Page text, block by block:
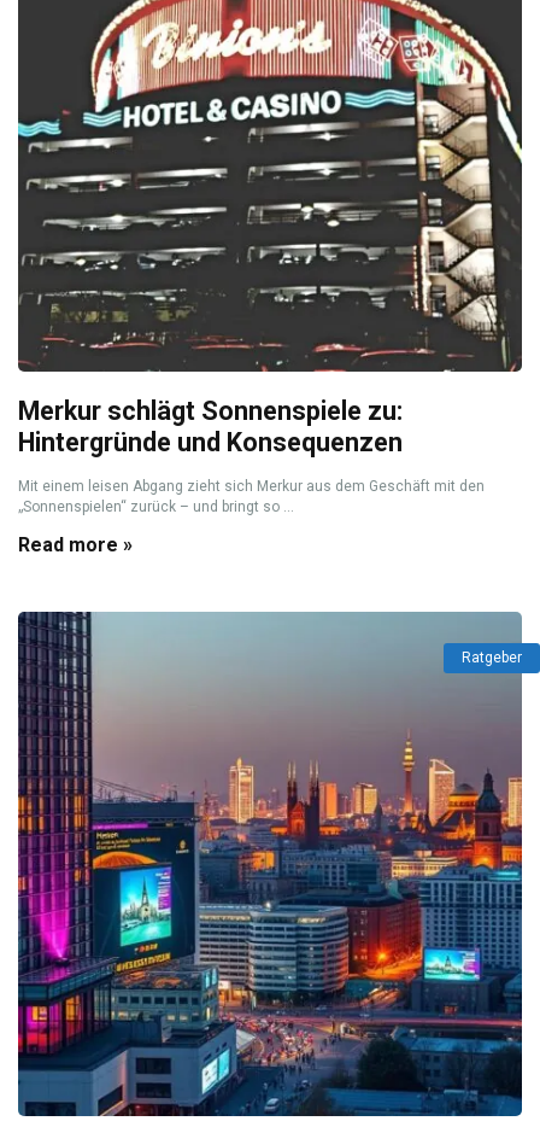
Merkur schlägt Sonnenspiele zu:
Hintergründe und Konsequenzen
Mit einem leisen Abgang zieht sich Merkur aus dem Geschäft mit den
„Sonnenspielen“ zurück – und bringt so ...
Read more »
Ratgeber